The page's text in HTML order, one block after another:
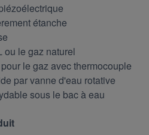
étanche
ou le gaz naturel
le gaz avec thermocouple
par vanne d'eau rotative
sous le bac à eau